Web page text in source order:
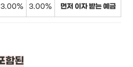
3.00% 3.00% 먼저 이자 받는 예금